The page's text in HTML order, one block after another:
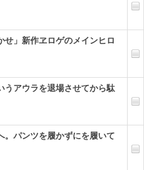
せ」新作ヱロゲのメインヒロ
うアウラを退場させてから駄
。パンツを履かずにを履いて